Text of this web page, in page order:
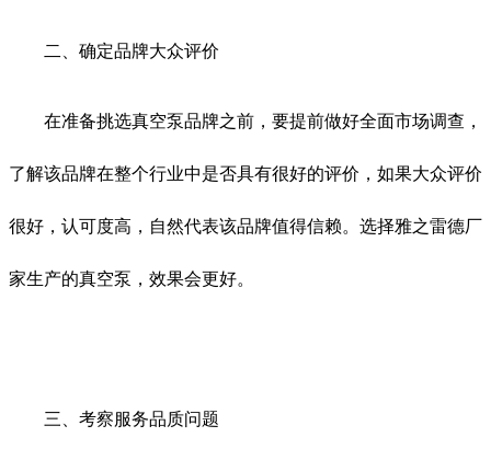
二、确定品牌大众评价
在准备挑选真空泵品牌之前，要提前做好全面市场调查，
了解该品牌在整个行业中是否具有很好的评价，如果大众评价
很好，认可度高，自然代表该品牌值得信赖。选择雅之雷德厂
家生产的真空泵，效果会更好。
三、考察服务品质问题